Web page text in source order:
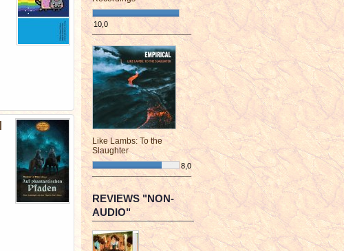
10,0
¯¯¯¯¯¯¯¯¯¯¯¯¯¯¯¯¯¯¯¯¯¯¯¯
Like Lambs: To the
Slaughter
8,0
¯¯¯¯¯¯¯¯¯¯¯¯¯¯¯¯¯¯¯¯¯¯¯¯
REVIEWS "NON-
AUDIO"